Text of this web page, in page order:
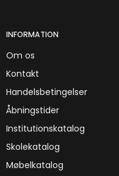
INFORMATION
Om os
Kontakt
Handelsbetingelser
Åbningstider
Institutionskatalog
Skolekatalog
Møbelkatalog